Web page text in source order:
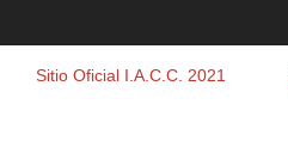
Sitio Oficial I.A.C.C. 2021